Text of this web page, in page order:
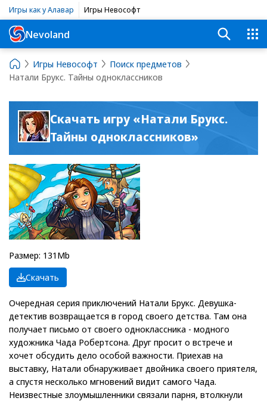
Игры как у Алавар Игры Невософт
Nevoland
Игры Невософт
Поиск предметов
Натали Брукс. Тайны одноклассников
Скачать игру «Натали Брукс.
Тайны одноклассников»
Размер: 131Mb
Скачать
Очередная серия приключений Натали Брукс. Девушка-
детектив возвращается в город своего детства. Там она
получает письмо от своего одноклассника - модного
художника Чада Робертсона. Друг просит о встрече и
хочет обсудить дело особой важности. Приехав на
выставку, Натали обнаруживает двойника своего приятеля,
а спустя несколько мгновений видит самого Чада.
Неизвестные злоумышленники связали парня, втолкнули